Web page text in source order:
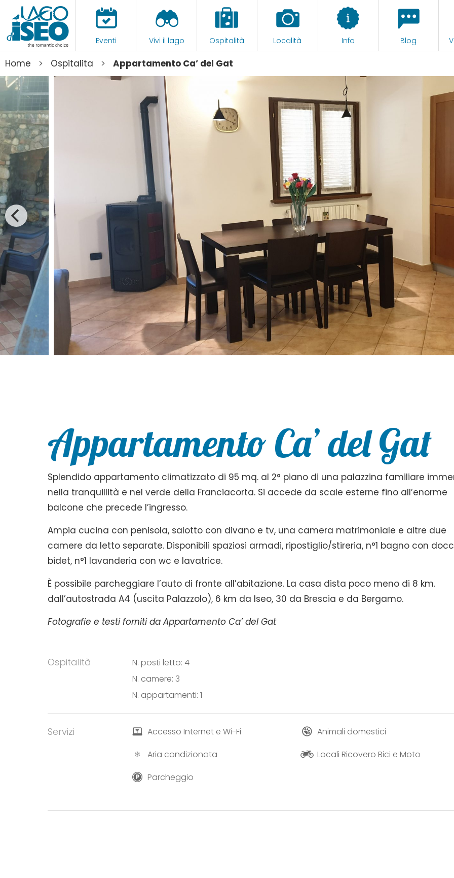
Eventi Vivi il lago Ospitalità Località Info Blog
Home > Ospitalita > Appartamento Ca’ del Gat
Appartamento Ca’ del Gat
Splendido appartamento climatizzato di 95 mq. al 2° piano di una palazzina familiare
nella tranquillità e nel verde della Franciacorta. Si accede da scale esterne fino all’enorme
balcone che precede l’ingresso.
Ampia cucina con penisola, salotto con divano e tv, una camera matrimoniale e altre due
camere da letto separate. Disponibili spaziosi armadi, ripostiglio/stireria, n°1 bagno con
bidet, n°1 lavanderia con wc e lavatrice.
È possibile parcheggiare l’auto di fronte all’abitazione. La casa dista poco meno di 8 km.
dall’autostrada A4 (uscita Palazzolo), 6 km da Iseo, 30 da Brescia e da Bergamo.
Fotografie e testi forniti da Appartamento Ca’ del Gat
Ospitalità
N. posti letto: 4
N. camere: 3
N. appartamenti: 1
Servizi Accesso Internet e Wi-Fi
Animali domestici
Aria condizionata
Locali Ricovero Bici e Moto
Parcheggio